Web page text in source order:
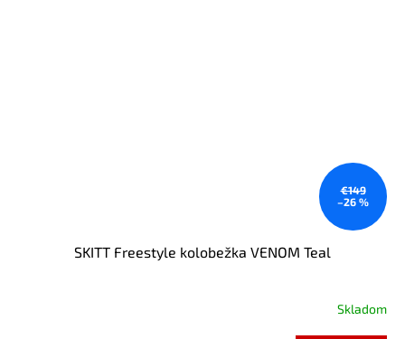
€149
–26 %
SKITT Freestyle kolobežka VENOM Teal
Skladom